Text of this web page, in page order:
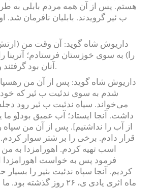
هستم. پس از آن همه مردم بابلی به
ب ئیر گرویدند. بابلیان نافرمان شد.
را) به سوی خوزستان فرستادم؛ آترینا
آنان بود گرفتند و او را کشتند.
شدم به سوی ندئیت ب ئیر که خود
می‌خواند. سپاه ندئیت ب ئیر رود
داشت. آنجا ایستاد؛ آب عمیق بود[و ما
از آب را نداشتیم]. پس از آن من
قرار دادم. برخی را بر شتر سوار
اسب تهیه کردم. اهورامزدا به
فرمود پس به خواست اهورامزدا
کردیم. آنجا سپاه ندئیت بئیر را بسیار
ماه اثری یادی ی، ۲۶ روز